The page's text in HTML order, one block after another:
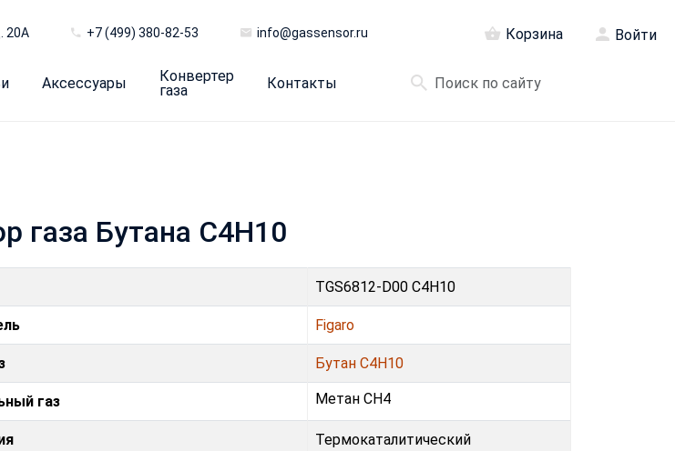
20А +7 (499) 380-82-53 info@gassensor.ru Корзина Войти
Аксессуары
Конвертер
газа
Контакты
газа Бутана C4H10
TGS6812-D00 C4H10
Figaro
Бутан C4H10
газ Метан CH4
Термокаталитический